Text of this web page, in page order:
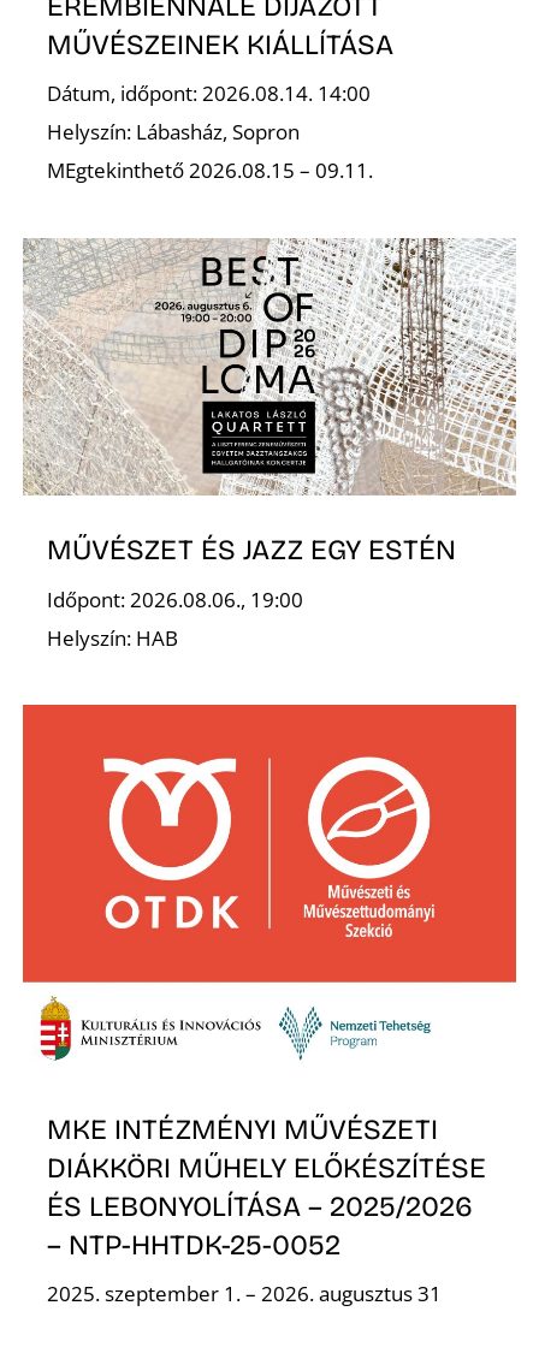
MŰVÉSZEINEK KIÁLLÍTÁSA
Dátum, időpont: 2026.08.14. 14:00
Helyszín: Lábasház, Sopron
MEgtekinthető 2026.08.15 – 09.11.
MŰVÉSZET ÉS JAZZ EGY ESTÉN
Időpont: 2026.08.06., 19:00
Helyszín: HAB
MKE INTÉZMÉNYI MŰVÉSZETI
DIÁKKÖRI MŰHELY ELŐKÉSZÍTÉSE
ÉS LEBONYOLÍTÁSA – 2025/2026
– NTP-HHTDK-25-0052
2025. szeptember 1. – 2026. augusztus 31